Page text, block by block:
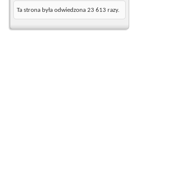
Ta strona była odwiedzona 23 613 razy.